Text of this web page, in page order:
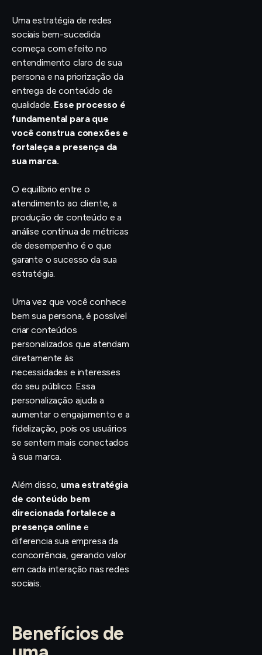
Uma estratégia de redes
sociais bem-sucedida
começa com efeito no
entendimento claro de sua
persona e na priorização da
entrega de conteúdo de
qualidade. Esse processo é
fundamental para que
você construa conexões e
fortaleça a presença da
sua marca.
O equilíbrio entre o
atendimento ao cliente, a
produção de conteúdo e a
análise contínua de métricas
de desempenho é o que
garante o sucesso da sua
estratégia.
Uma vez que você conhece
bem sua persona, é possível
criar conteúdos
personalizados que atendam
diretamente às
necessidades e interesses
do seu público. Essa
personalização ajuda a
aumentar o engajamento e a
fidelização, pois os usuários
se sentem mais conectados
à sua marca.
Além disso, uma estratégia
de conteúdo bem
direcionada fortalece a
presença online e
diferencia sua empresa da
concorrência, gerando valor
em cada interação nas redes
sociais.
Benefícios de